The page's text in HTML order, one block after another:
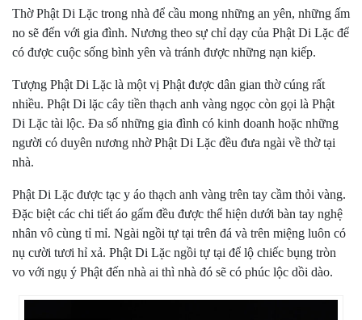
Thờ Phật Di Lặc trong nhà để cầu mong những an yên, những ấm
no sẽ đến với gia đình. Nương theo sự chỉ dạy của Phật Di Lặc để
có được cuộc sống bình yên và tránh được những nạn kiếp.
Tượng Phật Di Lặc là một vị Phật được dân gian thờ cúng rất
nhiều. Phật Di lặc cây tiền thạch anh vàng ngọc còn gọi là Phật
Di Lặc tài lộc. Đa số những gia đình có kinh doanh hoặc những
người có duyên nương nhờ Phật Di Lặc đều đưa ngài về thờ tại
nhà.
Phật Di Lặc được tạc y áo thạch anh vàng trên tay cầm thỏi vàng.
Đặc biệt các chi tiết áo gấm đều được thể hiện dưới bàn tay nghệ
nhân vô cùng tỉ mỉ. Ngài ngồi tự tại trên đá và trên miệng luôn có
nụ cười tươi hỉ xả. Phật Di Lặc ngồi tự tại để lộ chiếc bụng tròn
vo với ngụ ý Phật đến nhà ai thì nhà đó sẽ có phúc lộc dồi dào.